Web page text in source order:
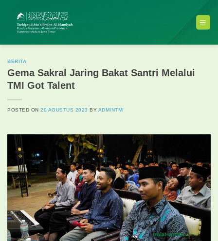
content
BERITA
Gema Sakral Jaring Bakat Santri Melalui
TMI Got Talent
POSTED ON20 AGUSTUS 2023 BY ADMINTMI